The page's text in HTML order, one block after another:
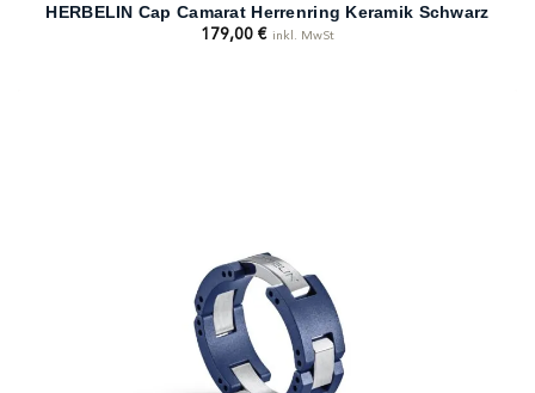
HERBELIN Cap Camarat Herrenring Keramik Schwarz
179,00 € inkl. MwSt